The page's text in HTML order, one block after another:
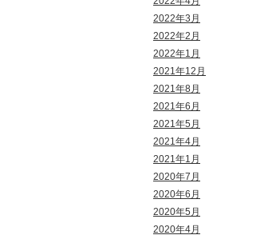
2022年3月
2022年2月
2022年1月
2021年12月
2021年8月
2021年6月
2021年5月
2021年4月
2021年1月
2020年7月
2020年6月
2020年5月
2020年4月